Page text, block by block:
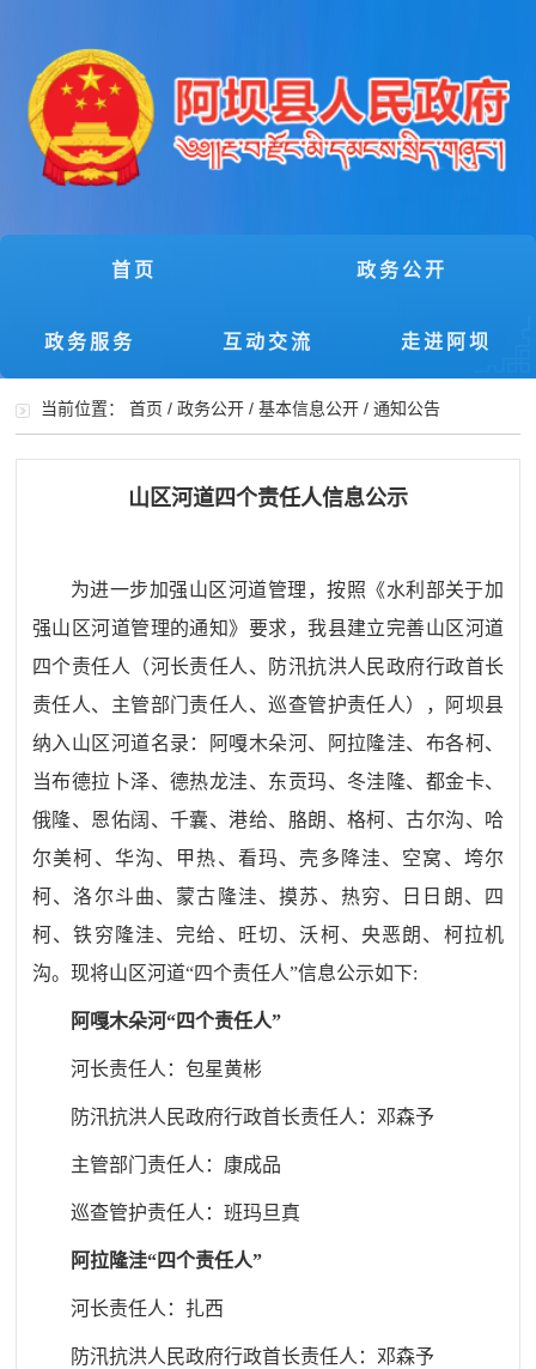
首页 政务公开
政务服务 互动交流 走进阿坝
当前位置：首页 /政务公开 /基本信息公开 /通知公告
山区河道四个责任人信息公示
为进一步加强山区河道管理，按照《水利部关于加
强山区河道管理的通知》要求，我县建立完善山区河道
四个责任人（河长责任人、防汛抗洪人民政府行政首长
责任人、主管部门责任人、巡查管护责任人），阿坝县
纳入山区河道名录：阿嘎木朵河、阿拉隆洼、布各柯、
当布德拉卜泽、德热龙洼、东贡玛、冬洼隆、都金卡、
俄隆、恩佑阔、千囊、港给、胳朗、格柯、古尔沟、哈
尔美柯、华沟、甲热、看玛、壳多降洼、空窝、垮尔
柯、洛尔斗曲、蒙古隆洼、摸苏、热穷、日日朗、四
柯、铁穷隆洼、完给、旺切、沃柯、央恶朗、柯拉机
沟。现将山区河道“四个责任人”信息公示如下:
阿嘎木朵河“四个责任人”
河长责任人：包星黄彬
防汛抗洪人民政府行政首长责任人 ：邓森予
主管部门责任人 ：康成品
巡查管护责任人 ：班玛旦真
阿拉隆洼“四个责任人”
河长责任人：扎西
防汛抗洪人民政府行政首长责任人 ：邓森予